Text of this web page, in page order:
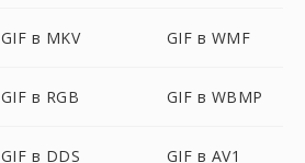
GIF в MKV GIF в WMF
GIF в RGB GIF в WBMP
GIF в DDS GIF в AV1